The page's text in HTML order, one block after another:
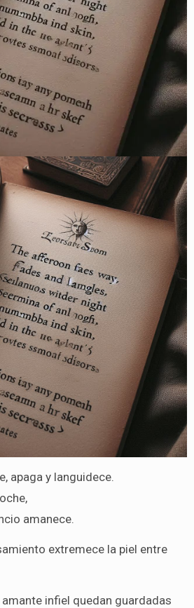
apaga y languidece.
amanece.
extremece la piel entre
infiel quedan guardadas